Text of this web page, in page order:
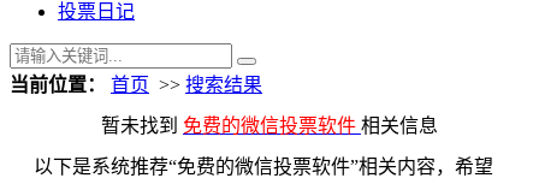
投票日记
当前位置： 首页 >> 搜索结果
暂未找到 免费的微信投票软件 相关信息
以下是系统推荐“免费的微信投票软件”相关内容，希望